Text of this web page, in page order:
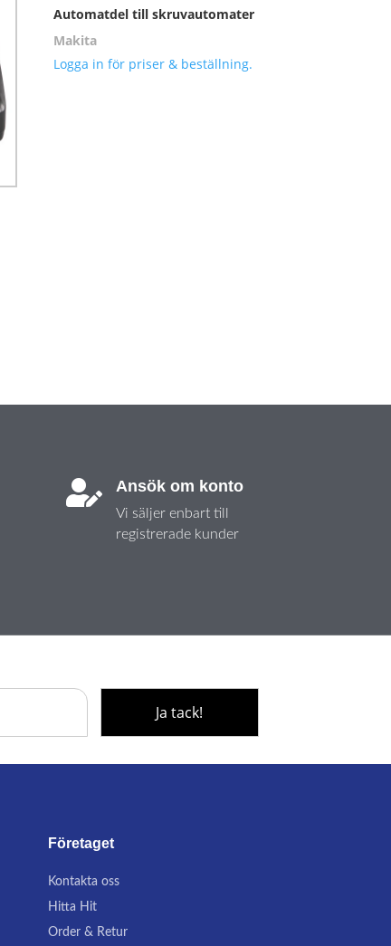
Automatdel till skruvautomater
Makita
Logga in för priser & beställning.
 Ansök om konto
Vi säljer enbart till
registrerade kunder
Företaget
Kontakta oss
Hitta Hit
Order & Retur